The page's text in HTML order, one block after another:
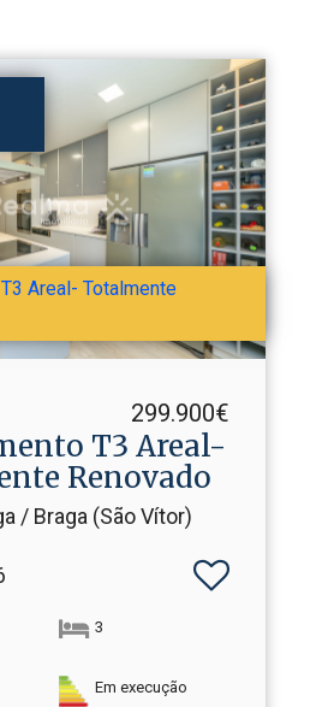
Areal- Totalmente
299.900€
T3 Areal-
Renovado
/ Braga (São Vítor)
3
Em execução